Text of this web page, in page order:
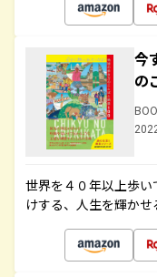
今
の
世界を４０年以上歩
けする、人生を輝か